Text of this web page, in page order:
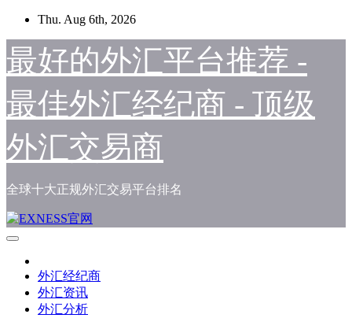
Skip
content
Thu. Aug 6th, 2026
最好的外汇平台推荐 -
最佳外汇经纪商 - 顶级
外汇交易商
全球十大正规外汇交易平台排名
外汇经纪商
外汇资讯
外汇分析